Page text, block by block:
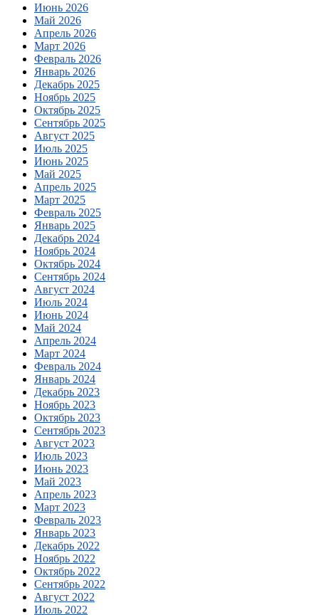
Июнь 2026
Май 2026
Апрель 2026
Март 2026
Февраль 2026
Январь 2026
Декабрь 2025
Ноябрь 2025
Октябрь 2025
Сентябрь 2025
Август 2025
Июль 2025
Июнь 2025
Май 2025
Апрель 2025
Март 2025
Февраль 2025
Январь 2025
Декабрь 2024
Ноябрь 2024
Октябрь 2024
Сентябрь 2024
Август 2024
Июль 2024
Июнь 2024
Май 2024
Апрель 2024
Март 2024
Февраль 2024
Январь 2024
Декабрь 2023
Ноябрь 2023
Октябрь 2023
Сентябрь 2023
Август 2023
Июль 2023
Июнь 2023
Май 2023
Апрель 2023
Март 2023
Февраль 2023
Январь 2023
Декабрь 2022
Ноябрь 2022
Октябрь 2022
Сентябрь 2022
Август 2022
Июль 2022